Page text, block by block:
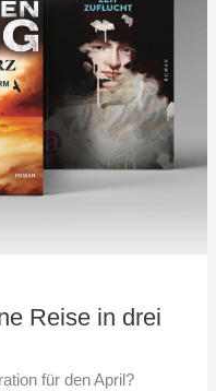
Reise in drei
für den April?